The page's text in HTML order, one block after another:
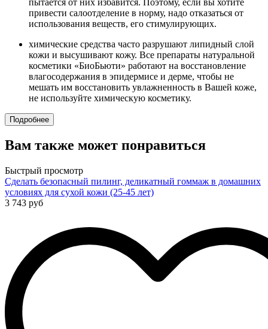
привести салоотделение в норму, надо отказаться от
использования веществ, его стимулирующих.
химические средства часто разрушают липидный слой
кожи и высушивают кожу. Все препараты натуральной
косметики «БиоБьюти» работают на восстановление
влагосодержания в эпидермисе и дерме, чтобы не
мешать им восстановить увлажненность в Вашей коже,
не используйте химическую косметику.
Подробнее
Вам также может понравиться
Быстрый просмотр
Сделать безопасный пилинг, деликатный гоммаж в домашних
условиях для сухой кожи (25-45 лет)
3 743 руб